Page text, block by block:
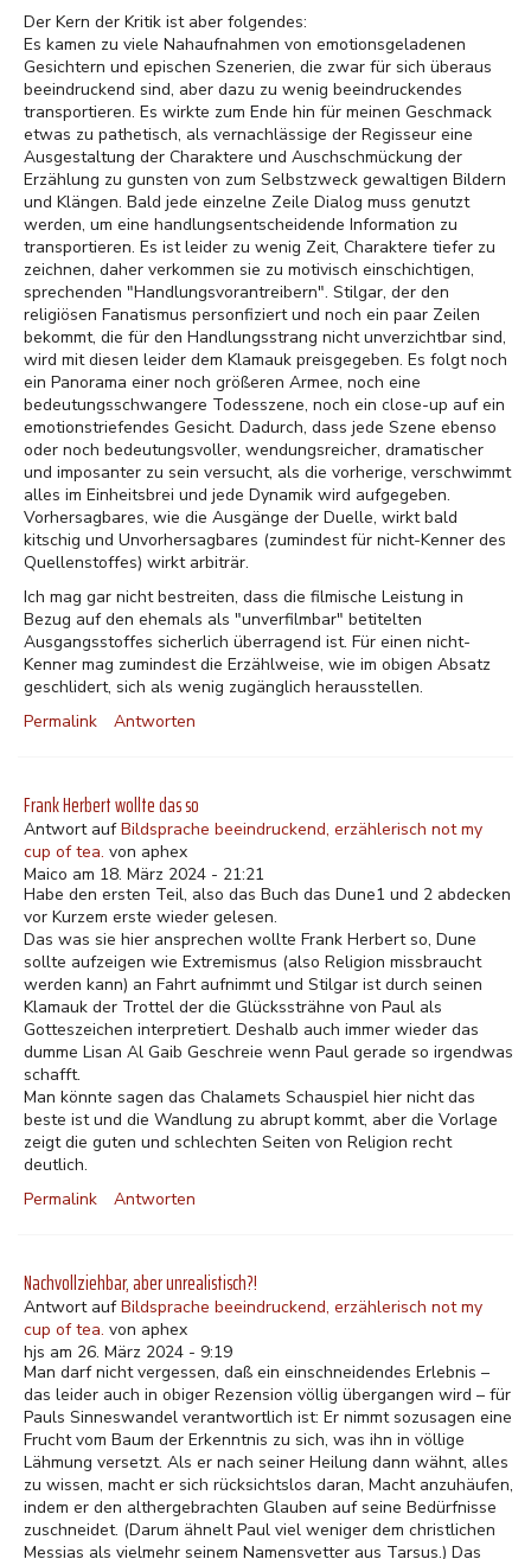
Der Kern der Kritik ist aber folgendes:
Es kamen zu viele Nahaufnahmen von emotionsgeladenen
Gesichtern und epischen Szenerien, die zwar für sich überaus
beeindruckend sind, aber dazu zu wenig beeindruckendes
transportieren. Es wirkte zum Ende hin für meinen Geschmack
etwas zu pathetisch, als vernachlässige der Regisseur eine
Ausgestaltung der Charaktere und Auschschmückung der
Erzählung zu gunsten von zum Selbstzweck gewaltigen Bildern
und Klängen. Bald jede einzelne Zeile Dialog muss genutzt
werden, um eine handlungsentscheidende Information zu
transportieren. Es ist leider zu wenig Zeit, Charaktere tiefer zu
zeichnen, daher verkommen sie zu motivisch einschichtigen,
sprechenden "Handlungsvorantreibern". Stilgar, der den
religiösen Fanatismus personfiziert und noch ein paar Zeilen
bekommt, die für den Handlungsstrang nicht unverzichtbar sind,
wird mit diesen leider dem Klamauk preisgegeben. Es folgt noch
ein Panorama einer noch größeren Armee, noch eine
bedeutungsschwangere Todesszene, noch ein close-up auf ein
emotionstriefendes Gesicht. Dadurch, dass jede Szene ebenso
oder noch bedeutungsvoller, wendungsreicher, dramatischer
und imposanter zu sein versucht, als die vorherige, verschwimmt
alles im Einheitsbrei und jede Dynamik wird aufgegeben.
Vorhersagbares, wie die Ausgänge der Duelle, wirkt bald
kitschig und Unvorhersagbares (zumindest für nicht-Kenner des
Quellenstoffes) wirkt arbiträr.
Ich mag gar nicht bestreiten, dass die filmische Leistung in
Bezug auf den ehemals als "unverfilmbar" betitelten
Ausgangsstoffes sicherlich überragend ist. Für einen nicht-
Kenner mag zumindest die Erzählweise, wie im obigen Absatz
geschlidert, sich als wenig zugänglich herausstellen.
Permalink
Antworten
Frank Herbert wollte das so
Antwort aufBildsprache beeindruckend, erzählerisch not my
cup of tea. von aphex
Maico am 18. März 2024 - 21:21
Habe den ersten Teil, also das Buch das Dune1 und 2 abdecken
vor Kurzem erste wieder gelesen.
Das was sie hier ansprechen wollte Frank Herbert so, Dune
sollte aufzeigen wie Extremismus (also Religion missbraucht
werden kann) an Fahrt aufnimmt und Stilgar ist durch seinen
Klamauk der Trottel der die Glückssträhne von Paul als
Gotteszeichen interpretiert. Deshalb auch immer wieder das
dumme Lisan Al Gaib Geschreie wenn Paul gerade so irgendwas
schafft.
Man könnte sagen das Chalamets Schauspiel hier nicht das
beste ist und die Wandlung zu abrupt kommt, aber die Vorlage
zeigt die guten und schlechten Seiten von Religion recht
deutlich.
Permalink
Antworten
Nachvollziehbar, aber unrealistisch?!
Antwort aufBildsprache beeindruckend, erzählerisch not my
cup of tea. von aphex
hjs am 26. März 2024 - 9:19
Man darf nicht vergessen, daß ein einschneidendes Erlebnis –
das leider auch in obiger Rezension völlig übergangen wird – für
Pauls Sinneswandel verantwortlich ist: Er nimmt sozusagen eine
Frucht vom Baum der Erkenntnis zu sich, was ihn in völlige
Lähmung versetzt. Als er nach seiner Heilung dann wähnt, alles
zu wissen, macht er sich rücksichtslos daran, Macht anzuhäufen,
indem er den althergebrachten Glauben auf seine Bedürfnisse
zuschneidet. (Darum ähnelt Paul viel weniger dem christlichen
Messias als vielmehr seinem Namensvetter aus Tarsus.) Das